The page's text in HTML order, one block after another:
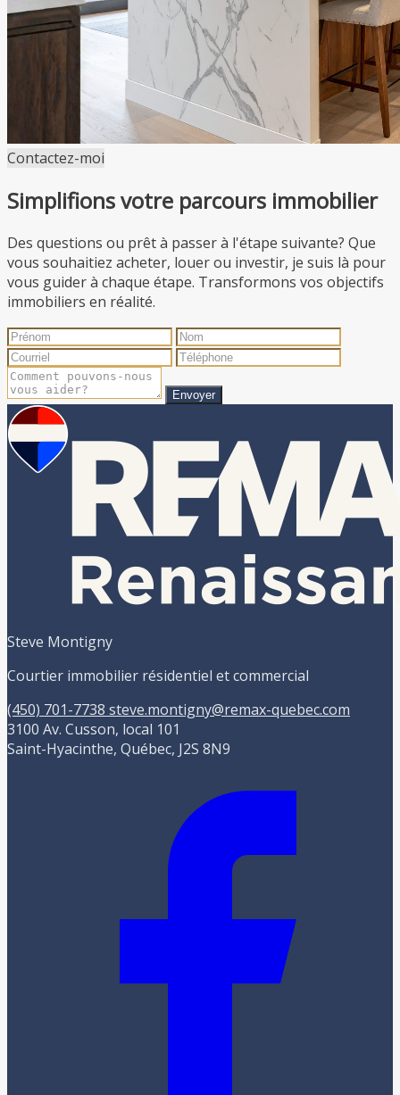
Contactez-moi
Simplifions votre parcours immobilier
Des questions ou prêt à passer à l'étape suivante? Que
vous souhaitiez acheter, louer ou investir, je suis là pour
vous guider à chaque étape. Transformons vos objectifs
immobiliers en réalité.
Envoyer
Steve Montigny
Courtier immobilier résidentiel et commercial
(450) 701-7738 steve.montigny@remax-quebec.com
3100 Av. Cusson, local 101
Saint-Hyacinthe, Québec, J2S 8N9